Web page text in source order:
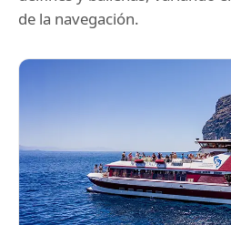
de la navegación.